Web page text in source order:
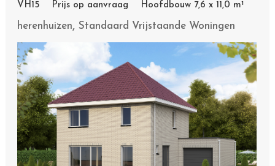
VH15 Prijs op aanvraag Hoofdbouw 7,6 x 11,0 m¹
herenhuizen,Standaard Vrijstaande Woningen